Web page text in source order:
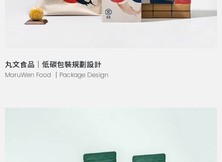
丸文食品｜低碳包裝規劃設計
MaruWen Food ｜Package Design